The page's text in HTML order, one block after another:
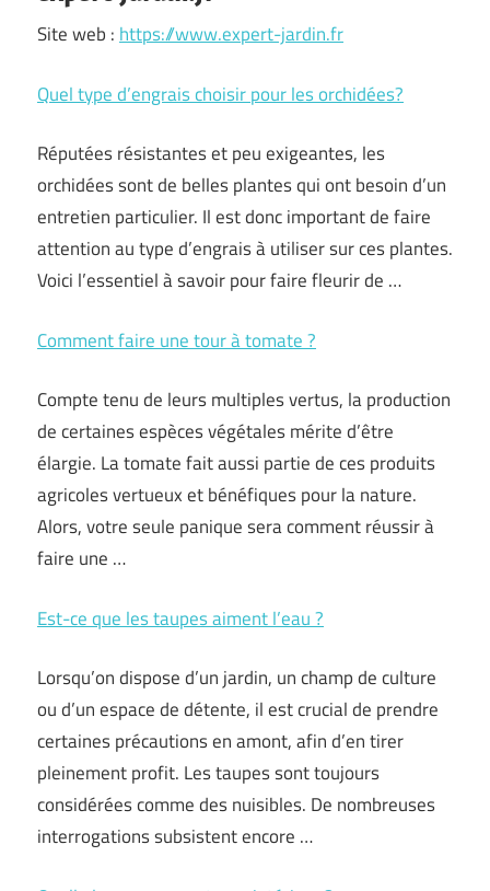
Site web : https://www.expert-jardin.fr
Quel type d’engrais choisir pour les orchidées?
Réputées résistantes et peu exigeantes, les
orchidées sont de belles plantes qui ont besoin d’un
entretien particulier. Il est donc important de faire
attention au type d’engrais à utiliser sur ces plantes.
Voici l’essentiel à savoir pour faire fleurir de …
Comment faire une tour à tomate ?
Compte tenu de leurs multiples vertus, la production
de certaines espèces végétales mérite d’être
élargie. La tomate fait aussi partie de ces produits
agricoles vertueux et bénéfiques pour la nature.
Alors, votre seule panique sera comment réussir à
faire une …
Est-ce que les taupes aiment l’eau ?
Lorsqu’on dispose d’un jardin, un champ de culture
ou d’un espace de détente, il est crucial de prendre
certaines précautions en amont, afin d’en tirer
pleinement profit. Les taupes sont toujours
considérées comme des nuisibles. De nombreuses
interrogations subsistent encore …